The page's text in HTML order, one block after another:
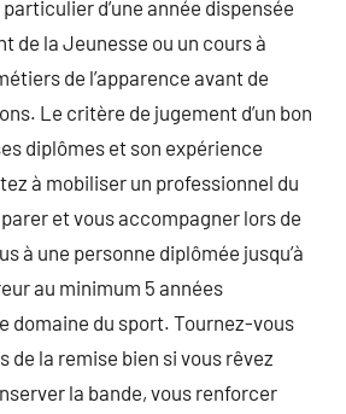
d’une année dispensée
de la Jeunesse ou un cours à
de l’apparence avant de
Le critère de jugement d’un bon
diplômes et son expérience
à mobiliser un professionnel du
et vous accompagner lors de
à une personne diplômée jusqu’à
au minimum 5 années
domaine du sport. Tournez-vous
de la remise bien si vous rêvez
la bande, vous renforcer